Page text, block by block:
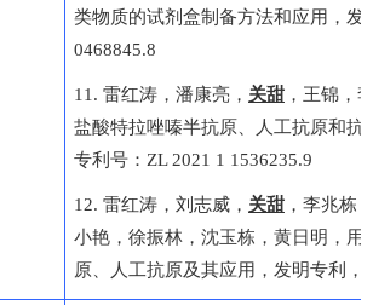
类物质的试剂盒制备方法和应用，发
0468845.8
11 . 雷红涛，潘康亮， 关甜 ，王锦，
盐酸特拉唑嗪半抗原、人工抗原和
专利号： ZL 2021 1 1536235.9
12. 雷红涛，刘志威， 关甜 ，李兆栋
小艳，徐振林，沈玉栋，黄日明， 用
原、人工抗原及其应用，发明专利，